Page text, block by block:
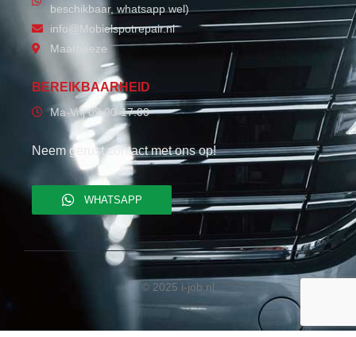
beschikbaar, whatsapp wel)
info@Mobielspotrepair.nl
Maarheeze
BEREIKBAARHEID
Ma-Vrij 09:00-17:00
Neem gerust contact met ons op!
WHATSAPP
© 2025 i-job.nl